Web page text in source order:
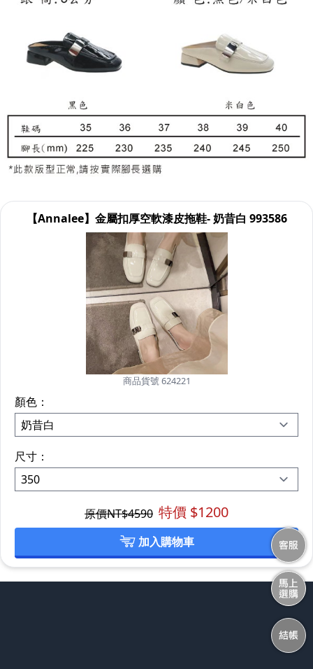
【Annalee】金屬扣厚空軟漆皮拖鞋- 奶昔白 993586
商品貨號 624221
顏色：
尺寸：
原價NT$4590 特價 $1200
加入購物車